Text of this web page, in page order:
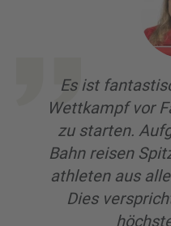
Es ist
Wettkampf vor
zu starten.
Bahn reisen
athleten aus
Dies